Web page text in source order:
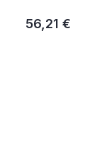
56,21 €